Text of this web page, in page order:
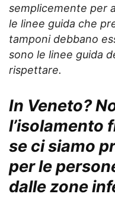
semplicemente per
le linee guida che
tamponi debbano
sono le linee guida
rispettare.
In Veneto?
l’isolamento
se ci siamo
per le
dalle zone